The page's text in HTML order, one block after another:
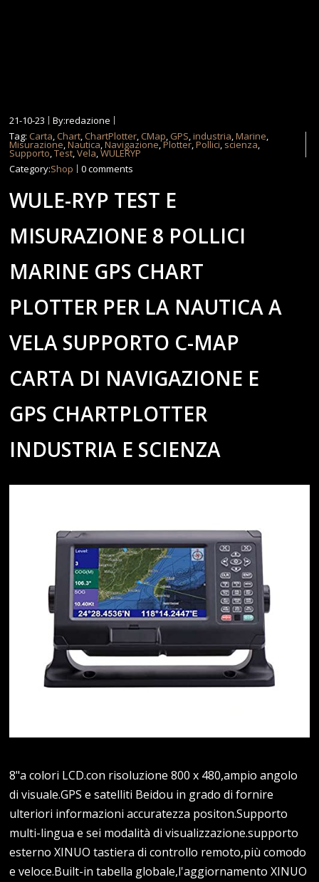
21-10-23
By:redazione
Tag: Carta, Chart, ChartPlotter, CMap, GPS,industria,Marine,
Misurazione,Nautica,Navigazione,Plotter,Pollici, scienza,
Supporto,Test,Vela,WULERYP
Category:Shop 0 comments
WULE-RYP TEST E
MISURAZIONE 8 POLLICI
MARINE GPS CHART
PLOTTER PER LA NAUTICA A
VELA SUPPORTO C-MAP
CARTA DI NAVIGAZIONE E
GPS CHARTPLOTTER
INDUSTRIA E SCIENZA
8"a colori LCD.con risoluzione 800 x 480,ampio angolo
di visuale.GPS e satelliti Beidou in grado di fornire
ulteriori informazioni accuratezza positon.Supporto
multi-lingua e sei modalità di visualizzazione.supporto
esterno XINUO tastiera di controllo remoto,più comodo
e veloce.Built-in tabella globale,l'aggiornamento XINUO